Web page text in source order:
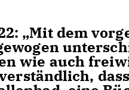
„Mit dem
wie auch